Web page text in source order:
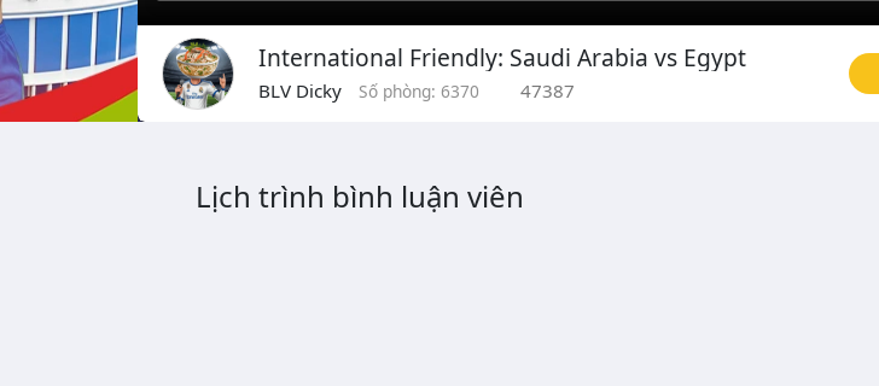
International Friendly: Saudi Arabia vs Egypt
BLV Dicky Số phòng: 6370 47387
Lịch trình bình luận viên